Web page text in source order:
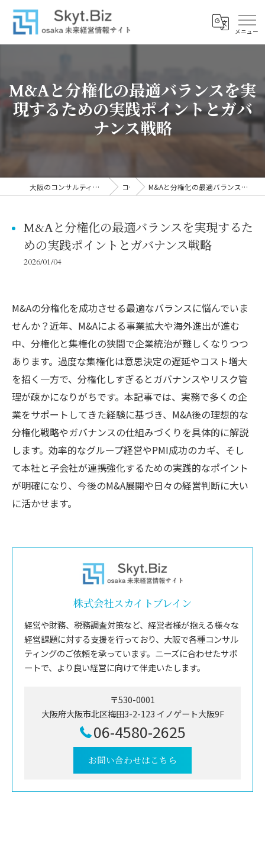
M&Aと分権化の最適バランスを実
現するための実践ポイントとガバ
ナンス戦略
大阪のコンサルティングなら株式会社スカイトブレイン コラム M&Aと分権化の最適バランスを実現するための実践ポイントとガバナンス戦略
M&Aと分権化の最適バランスを実現するた
めの実践ポイントとガバナンス戦略
2026/01/04
M&Aの分権化を成功させる最適なバランスに悩んでいま
せんか？近年、M&Aによる事業拡大や海外進出が進む
中、分権化と集権化の狭間で企業統治が難しくなりつつ
あります。過度な集権化は意思決定の遅延やコスト増大
を招く一方で、分権化しすぎるとガバナンスやリスク管
理が疎かになりがちです。本記事では、実務で多くの企
業をサポートしてきた経験に基づき、M&A後の理想的な
分権化戦略やガバナンスの仕組みづくりを具体的に解説
します。効率的なグループ経営やPMI成功のカギ、そし
て本社と子会社が連携強化するための実践的なポイント
が明確になり、今後のM&A展開や日々の経営判断に大い
に活かせます。
株式会社スカイトブレイン
経営や財務、税務調査対策など、経営者様が抱える様々な
経営課題に対する支援を行っており、大阪で各種コンサル
ティングのご依頼を承っています。ニーズに合わせたサポ
ートで、より良い経営に向けて伴走いたします。
〒530-0001
大阪府大阪市北区梅田3-2-123 イノゲート大阪9F
06-4580-2625
お問い合わせはこちら